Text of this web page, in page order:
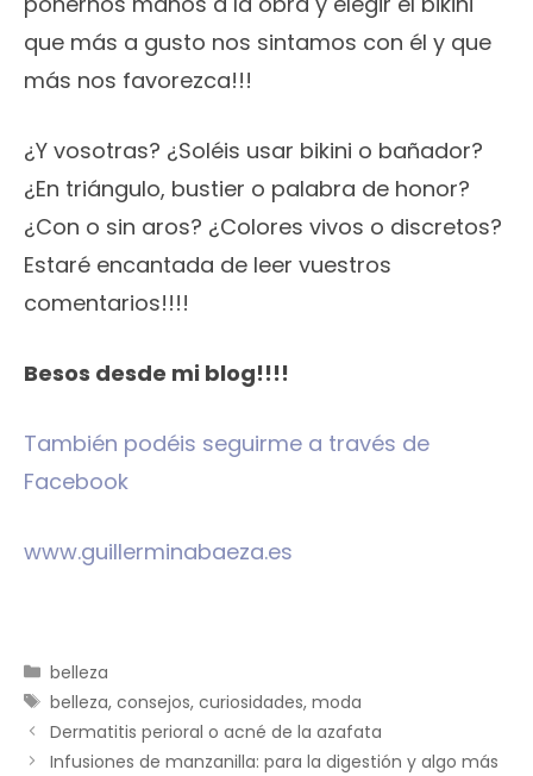
que más a gusto nos sintamos con él y que
más nos favorezca!!!
¿Y vosotras? ¿Soléis usar bikini o bañador?
¿En triángulo, bustier o palabra de honor?
¿Con o sin aros? ¿Colores vivos o discretos?
Estaré encantada de leer vuestros
comentarios!!!!
Besos desde mi blog!!!!
También podéis seguirme a través de
Facebook
www.guillerminabaeza.es
Categorías
belleza
Etiquetas
belleza,consejos,curiosidades,moda
Dermatitis perioral o acné de la azafata
Infusiones de manzanilla: para la digestión y algo más